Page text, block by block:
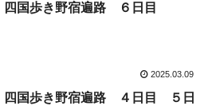
四国歩き野宿遍路 ６日目
2025.03.09
四国歩き野宿遍路 ４日目 ５日